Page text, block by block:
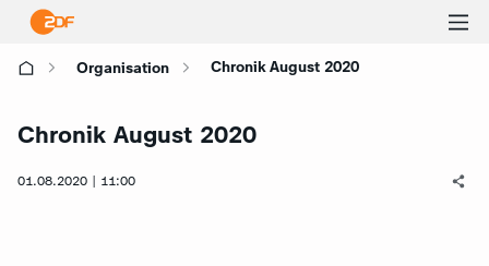
Organisation Chronik August 2020
Chronik August 2020
01.08.2020 | 11:00